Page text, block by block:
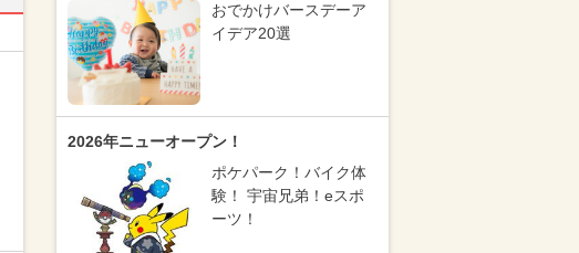
おでかけバースデーア
イデア20選
2026年ニューオープン！
ポケパーク！バイク体
験！ 宇宙兄弟！eスポ
ーツ！